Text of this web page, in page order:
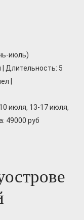
июль)
Длительность: 5
|
июля, 13-17 июля,
49000 руб